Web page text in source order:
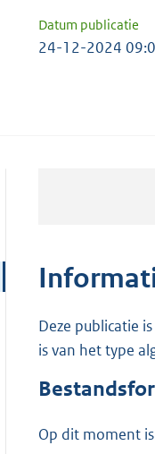
Datum publicatie
24-12-2024
Deze publicatie
is van het type
Op dit moment